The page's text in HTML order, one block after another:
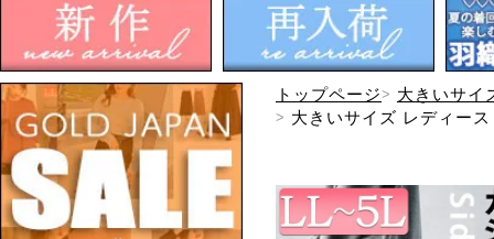
トップページ
大きいサイ
大きいサイズ レディー